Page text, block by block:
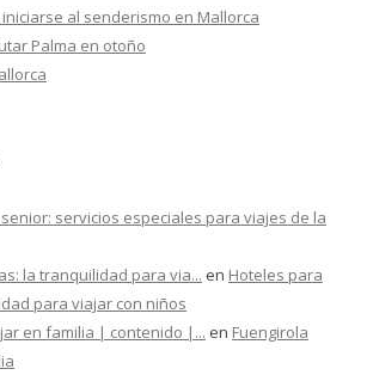
al senderismo en Mallorca
Palma en otoño
servicios especiales para viajes de la
la tranquilidad para via... en Hoteles para
para viajar con niños
en familia | contenido |... en Fuengirola